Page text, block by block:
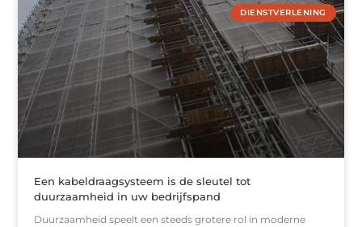
DIENSTVERLENING
Een kabeldraagsysteem is de sleutel tot
duurzaamheid in uw bedrijfspand
Duurzaamheid speelt een steeds grotere rol in moderne